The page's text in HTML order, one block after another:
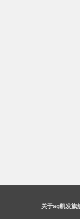
关于ag凯发旗